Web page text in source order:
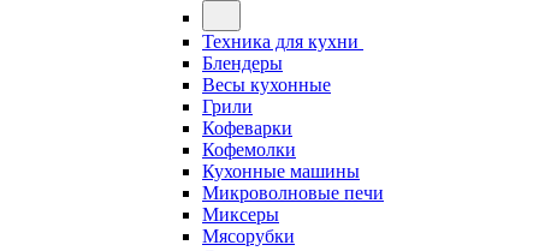
Техника для кухни
Блендеры
Весы кухонные
Грили
Кофеварки
Кофемолки
Кухонные машины
Микроволновые печи
Миксеры
Мясорубки